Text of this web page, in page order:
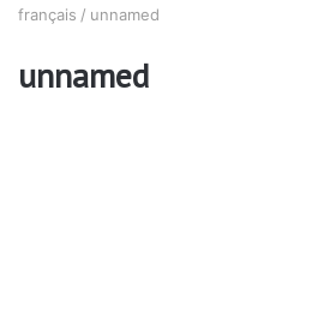
français / unnamed
unnamed